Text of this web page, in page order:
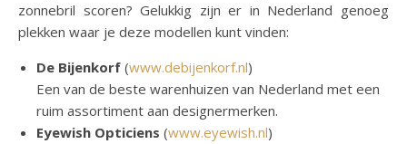
zonnebril scoren? Gelukkig zijn er in Nederland genoeg
plekken waar je deze modellen kunt vinden:
De Bijenkorf (www.debijenkorf.nl)
Een van de beste warenhuizen van Nederland met een
ruim assortiment aan designermerken.
Eyewish Opticiens (www.eyewish.nl)